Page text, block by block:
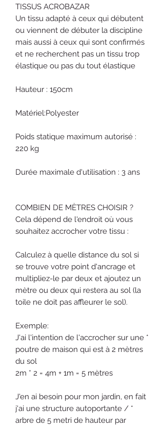
TISSUS ACROBAZAR
Un tissu adapté à ceux qui débutent
ou viennent de débuter la discipline
mais aussi à ceux qui sont confirmés
et ne recherchent pas un tissu trop
élastique ou pas du tout élastique
Hauteur : 150cm
Matériel:Polyester
Poids statique maximum autorisé :
220 kg
Durée maximale d'utilisation : 3 ans
COMBIEN DE MÈTRES CHOISIR ?
Cela dépend de l'endroit où vous
souhaitez accrocher votre tissu :
Calculez à quelle distance du sol si
se trouve votre point d'ancrage et
multipliez-le par deux et ajoutez un
mètre ou deux qui restera au sol (la
toile ne doit pas affleurer le sol).
Exemple:
J'ai l'intention de l'accrocher sur une *
poutre de maison qui est à 2 mètres
du sol
2m * 2 = 4m + 1m = 5 mètres
J'en ai besoin pour mon jardin, en fait
j'ai une structure autoportante / *
arbre de 5 metri de hauteur par